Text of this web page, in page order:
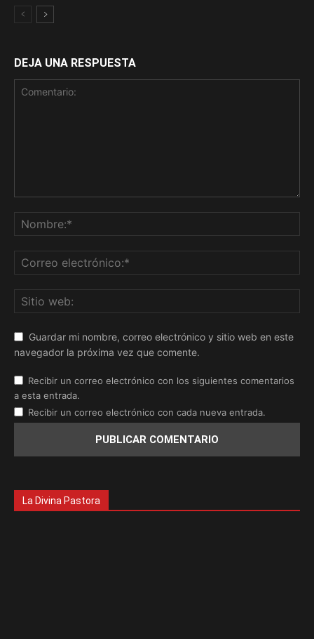
DEJA UNA RESPUESTA
Guardar mi nombre, correo electrónico y sitio web en este
navegador la próxima vez que comente.
Recibir un correo electrónico con los siguientes comentarios
a esta entrada.
Recibir un correo electrónico con cada nueva entrada.
La Divina Pastora